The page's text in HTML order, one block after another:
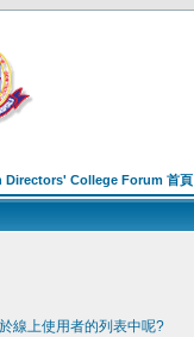
Directors' College Forum 首頁
線上使用者的列表中呢?